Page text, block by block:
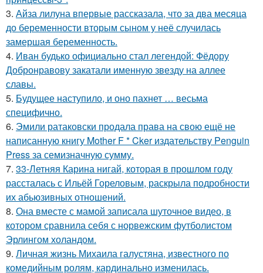
3. Айза лилуна впервые рассказала, что за два месяца
до беременности вторым сыном у неё случилась
замершая беременность.
4. Иван будько официально стал легендой: Фёдору
Добронравову закатали именную звезду на аллее
славы.
5. Будущее наступило, и оно пахнет … весьма
специфично.
6. Эмили ратаковски продала права на свою ещё не
написанную книгу Mother F * Cker издательству Penguin
Press за семизначную сумму.
7. 33-Летняя Карина нигай, которая в прошлом году
рассталась с Ильёй Гореловым, раскрыла подробности
их абьюзивных отношений.
8. Она вместе с мамой записала шуточное видео, в
котором сравнила себя с норвежским футболистом
Эрлингом холандом.
9. Личная жизнь Михаила галустяна, известного по
комедийным ролям, кардинально изменилась.